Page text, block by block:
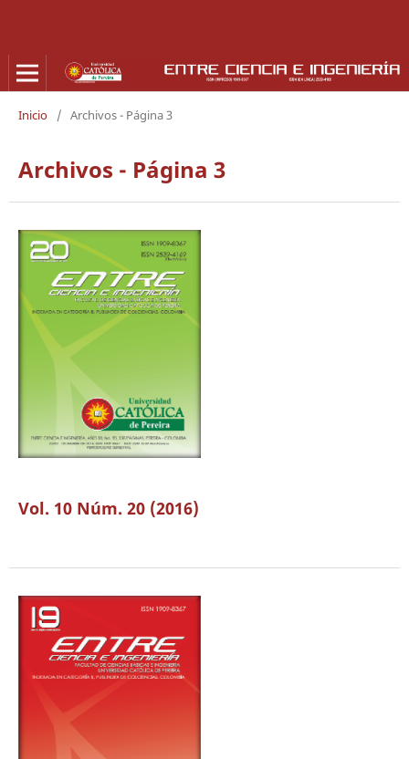
Inicio / Archivos - Página 3
Archivos - Página 3
Vol. 10 Núm. 20 (2016)